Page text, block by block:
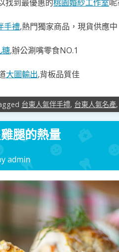
找到最優惠的桃園婚紗工作室呢
手禮,熱門獨家商品，現貨供應中
糖,辦公涮嘴零食NO.1
大圖輸出,背板品質佳
台東人氣伴手禮, 台東人氣名產
腿的熱量
admin